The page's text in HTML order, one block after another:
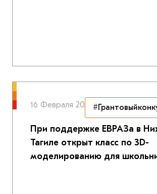
16 Февраля 2026
При поддержке ЕВРАЗа в
Тагиле открыт класс по 3D-
моделированию для